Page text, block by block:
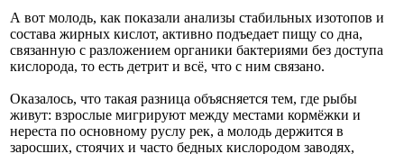
А вот молодь, как показали анализы стабильных изотопов и
состава жирных кислот, активно подъедает пищу со дна,
связанную с разложением органики бактериями без доступа
кислорода, то есть детрит и всё, что с ним связано.
Оказалось, что такая разница объясняется тем, где рыбы
живут: взрослые мигрируют между местами кормёжки и
нереста по основному руслу рек, а молодь держится в
заросших, стоячих и часто бедных кислородом заводях,